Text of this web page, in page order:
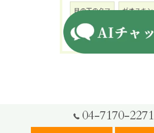
目の下のクマ ゼオスキン
くすみ ホクロ
04-7170-2271